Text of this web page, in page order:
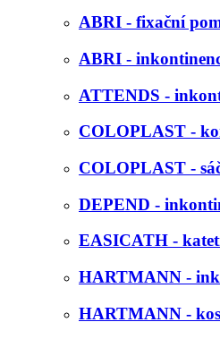
ABRI - fixační
ABRI -
ATTENDS -
COLOPLAST -
COLOPLAST -
DEPEND -
EASICATH -
HARTMANN -
HARTMANN -